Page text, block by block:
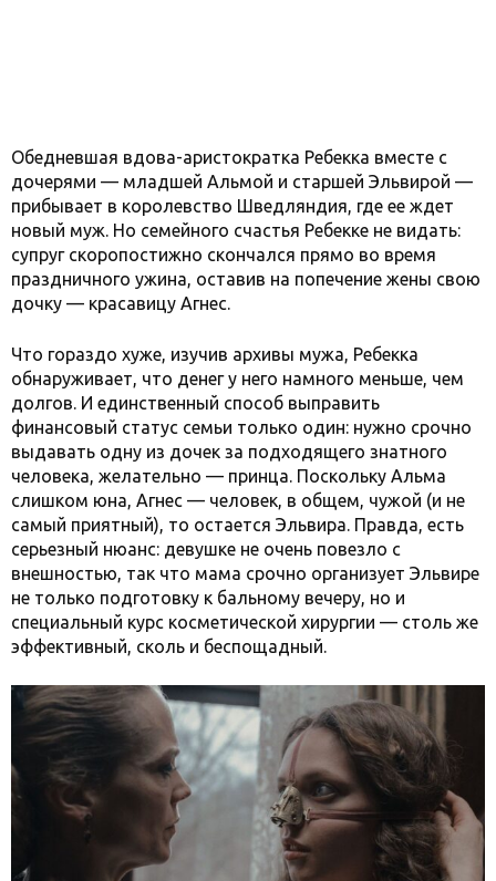
Обедневшая вдова-аристократка Ребекка вместе с
дочерями — младшей Альмой и старшей Эльвирой —
прибывает в королевство Шведляндия, где ее ждет
новый муж. Но семейного счастья Ребекке не видать:
супруг скоропостижно скончался прямо во время
праздничного ужина, оставив на попечение жены свою
дочку — красавицу Агнес.
Что гораздо хуже, изучив архивы мужа, Ребекка
обнаруживает, что денег у него намного меньше, чем
долгов. И единственный способ выправить
финансовый статус семьи только один: нужно срочно
выдавать одну из дочек за подходящего знатного
человека, желательно — принца. Поскольку Альма
слишком юна, Агнес — человек, в общем, чужой (и не
самый приятный), то остается Эльвира. Правда, есть
серьезный нюанс: девушке не очень повезло с
внешностью, так что мама срочно организует Эльвире
не только подготовку к бальному вечеру, но и
специальный курс косметической хирургии — столь же
эффективный, сколь и беспощадный.